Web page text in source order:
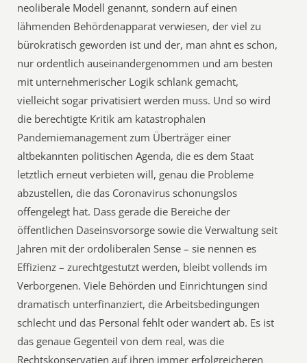
neoliberale Modell genannt, sondern auf einen
lähmenden Behördenapparat verwiesen, der viel zu
bürokratisch geworden ist und der, man ahnt es schon,
nur ordentlich auseinandergenommen und am besten
mit unternehmerischer Logik schlank gemacht,
vielleicht sogar privatisiert werden muss. Und so wird
die berechtigte Kritik am katastrophalen
Pandemiemanagement zum Überträger einer
altbekannten politischen Agenda, die es dem Staat
letztlich erneut verbieten will, genau die Probleme
abzustellen, die das Coronavirus schonungslos
offengelegt hat. Dass gerade die Bereiche der
öffentlichen Daseinsvorsorge sowie die Verwaltung seit
Jahren mit der ordoliberalen Sense – sie nennen es
Effizienz – zurechtgestutzt werden, bleibt vollends im
Verborgenen. Viele Behörden und Einrichtungen sind
dramatisch unterfinanziert, die Arbeitsbedingungen
schlecht und das Personal fehlt oder wandert ab. Es ist
das genaue Gegenteil von dem real, was die
Rechtskonservatien auf ihren immer erfolgreicheren